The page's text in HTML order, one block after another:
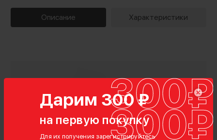
Дарим 300 ₽
на первую покупку
Для их получения зарегистрируйтесь
Описание Характеристики